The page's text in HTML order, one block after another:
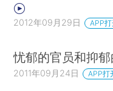
2012年09月29日 APP
忧郁的官员和抑
2011年09月24日 APP打